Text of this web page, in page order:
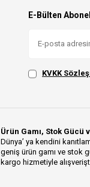
E-Bülten
KVKK
Ürün Gamı, Stok Gücü
Dünya’ ya kendini
geniş ürün gamı ve stok
kargo hizmetiyle